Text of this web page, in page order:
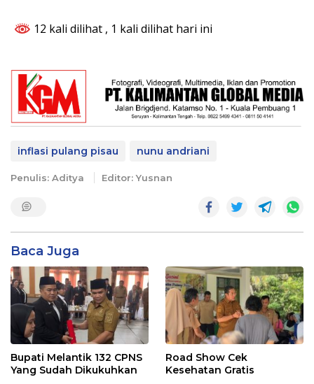
12 kali dilihat , 1 kali dilihat hari ini
inflasi pulang pisau nunu andriani
Penulis: Aditya Editor: Yusnan
Baca Juga
Bupati Melantik 132 CPNS
Yang Sudah Dikukuhkan
Road Show Cek
Kesehatan Gratis